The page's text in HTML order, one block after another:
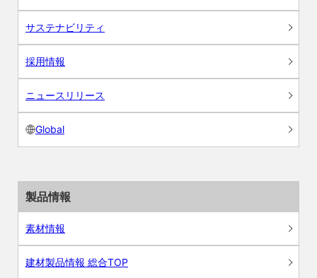
サステナビリティ
採用情報
ニュースリリース
Global
製品情報
素材情報
建材製品情報 総合TOP